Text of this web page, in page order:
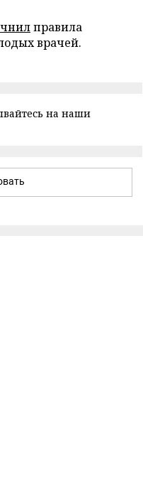
правила
врачей.
на наши